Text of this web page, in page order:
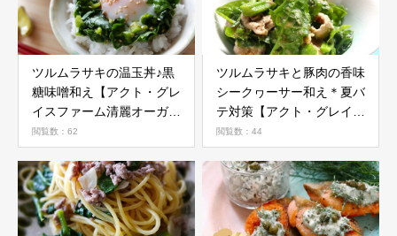
ツルムラサキの温玉丼♪黒
糖味噌和え【アクト・グレ
イスファーム清麗オーガニ
ック野菜活用レシピ】
閲覧数：62
ツルムラサキと豚肉の香味
シークヮーサー和え＊夏バ
テ対策【アクト・グレイス
ファーム清麗オーガニック
野菜活用レシピ】
閲覧数：44